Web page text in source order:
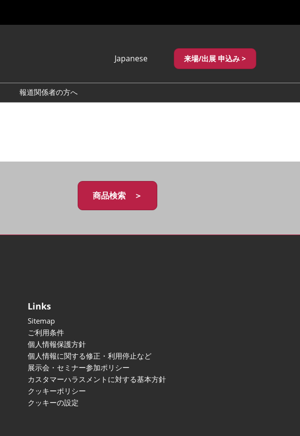
Japanese
繁體中文
来場/出展 申込み >
報道関係者の方へ
商品検索 ＞
Links
Sitemap
ご利用条件
個人情報保護方針
個人情報に関する修正・利用停止など
展示会・セミナー参加ポリシー
カスタマーハラスメントに対する基本方針
クッキーポリシー
クッキーの設定